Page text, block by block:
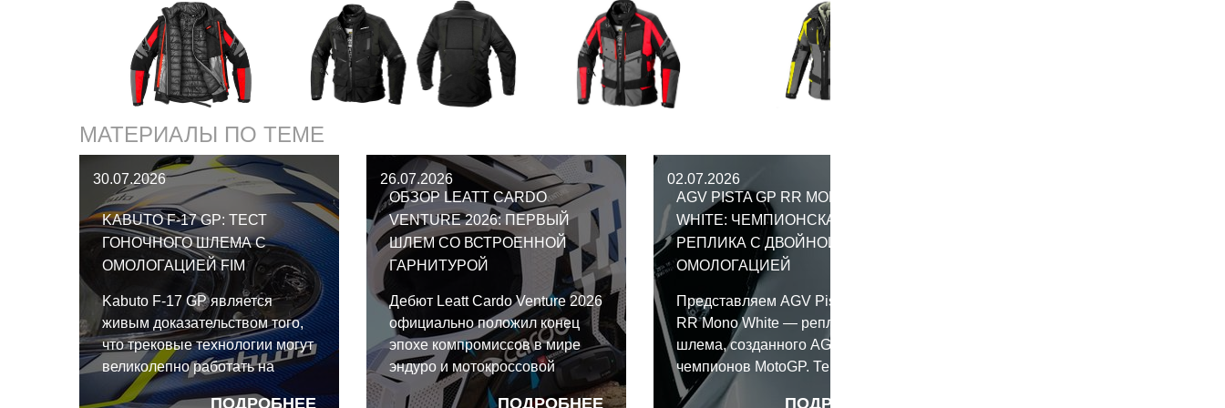
МАТЕРИАЛЫ ПО ТЕМЕ
30.07.2026
KABUTO F-17 GP: ТЕСТ
ГОНОЧНОГО ШЛЕМА С
ОМОЛОГАЦИЕЙ FIM
ПОДРОБНЕЕ
Kabuto F-17 GP является
живым доказательством того,
что трековые технологии могут
великолепно работать на
улице. И даже для такого
26.07.2026
ОБЗОР LEATT CARDO
VENTURE 2026: ПЕРВЫЙ
ШЛЕМ СО ВСТРОЕННОЙ
ГАРНИТУРОЙ
ПОДРОБНЕЕ
Дебют Leatt Cardo Venture 2026
официально положил конец
эпохе компромиссов в мире
эндуро и мотокроссовой
экипировки. Рожденный в
02.07.2026
AGV PISTA GP RR MONO
WHITE: ЧЕМПИОНСКАЯ
РЕПЛИКА С ДВОЙНОЙ
ОМОЛОГАЦИЕЙ
ПОДРОБНЕЕ
Представляем AGV Pista GP
RR Mono White — реплику
шлема, созданного AGV для
чемпионов MotoGP. Теперь
этот карбоновый мотошлем